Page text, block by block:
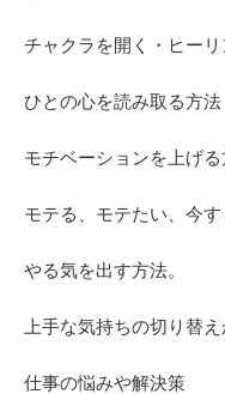
チャクラを開く・ヒー
ひとの心を読み取る方法
モチベーションを上げ
モテる、モテたい、今
やる気を出す方法。
上手な気持ちの切り替え
仕事の悩みや解決策